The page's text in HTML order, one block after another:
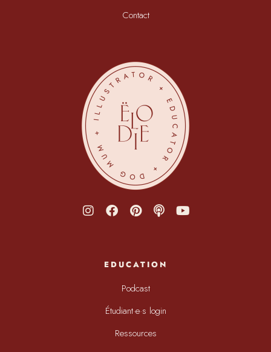
Contact
EDUCATION
Podcast
Étudiant·e·s login
Ressources